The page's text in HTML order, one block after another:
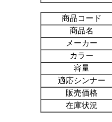
商品コード
商品名
メーカー
カラー
容量
適応シンナー
販売価格
在庫状況